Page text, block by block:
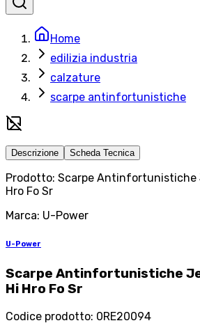
Home
edilizia industria
calzature
scarpe antinfortunistiche
Descrizione Scheda Tecnica
Prodotto: Scarpe Antinfortunistiche
Hro Fo Sr
Marca: U-Power
U-Power
Scarpe Antinfortunistiche
Hi Hro Fo Sr
Codice prodotto: 0RE20094